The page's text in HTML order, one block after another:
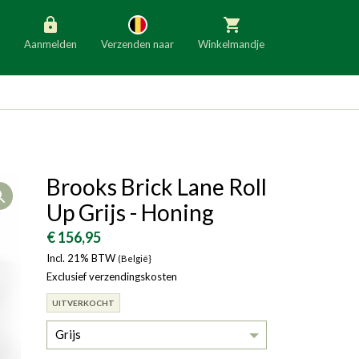
Aanmelden Verzenden naar
Slovenië Italië
Denemarken Finland
Bulgarije
Winkelmandje
Open
Brooks Brick Lane Roll
Up Grijs - Honing
€ 156,95
Incl. 21% BTW (België}
Exclusief verzendingskosten
UITVERKOCHT
Grijs